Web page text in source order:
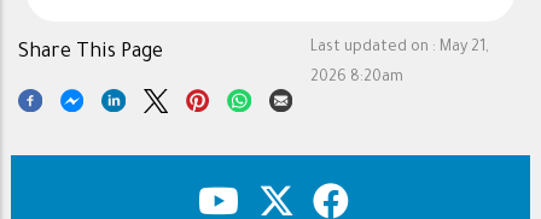
Last updated on : May 21,
2026 8:20am
Share This Page